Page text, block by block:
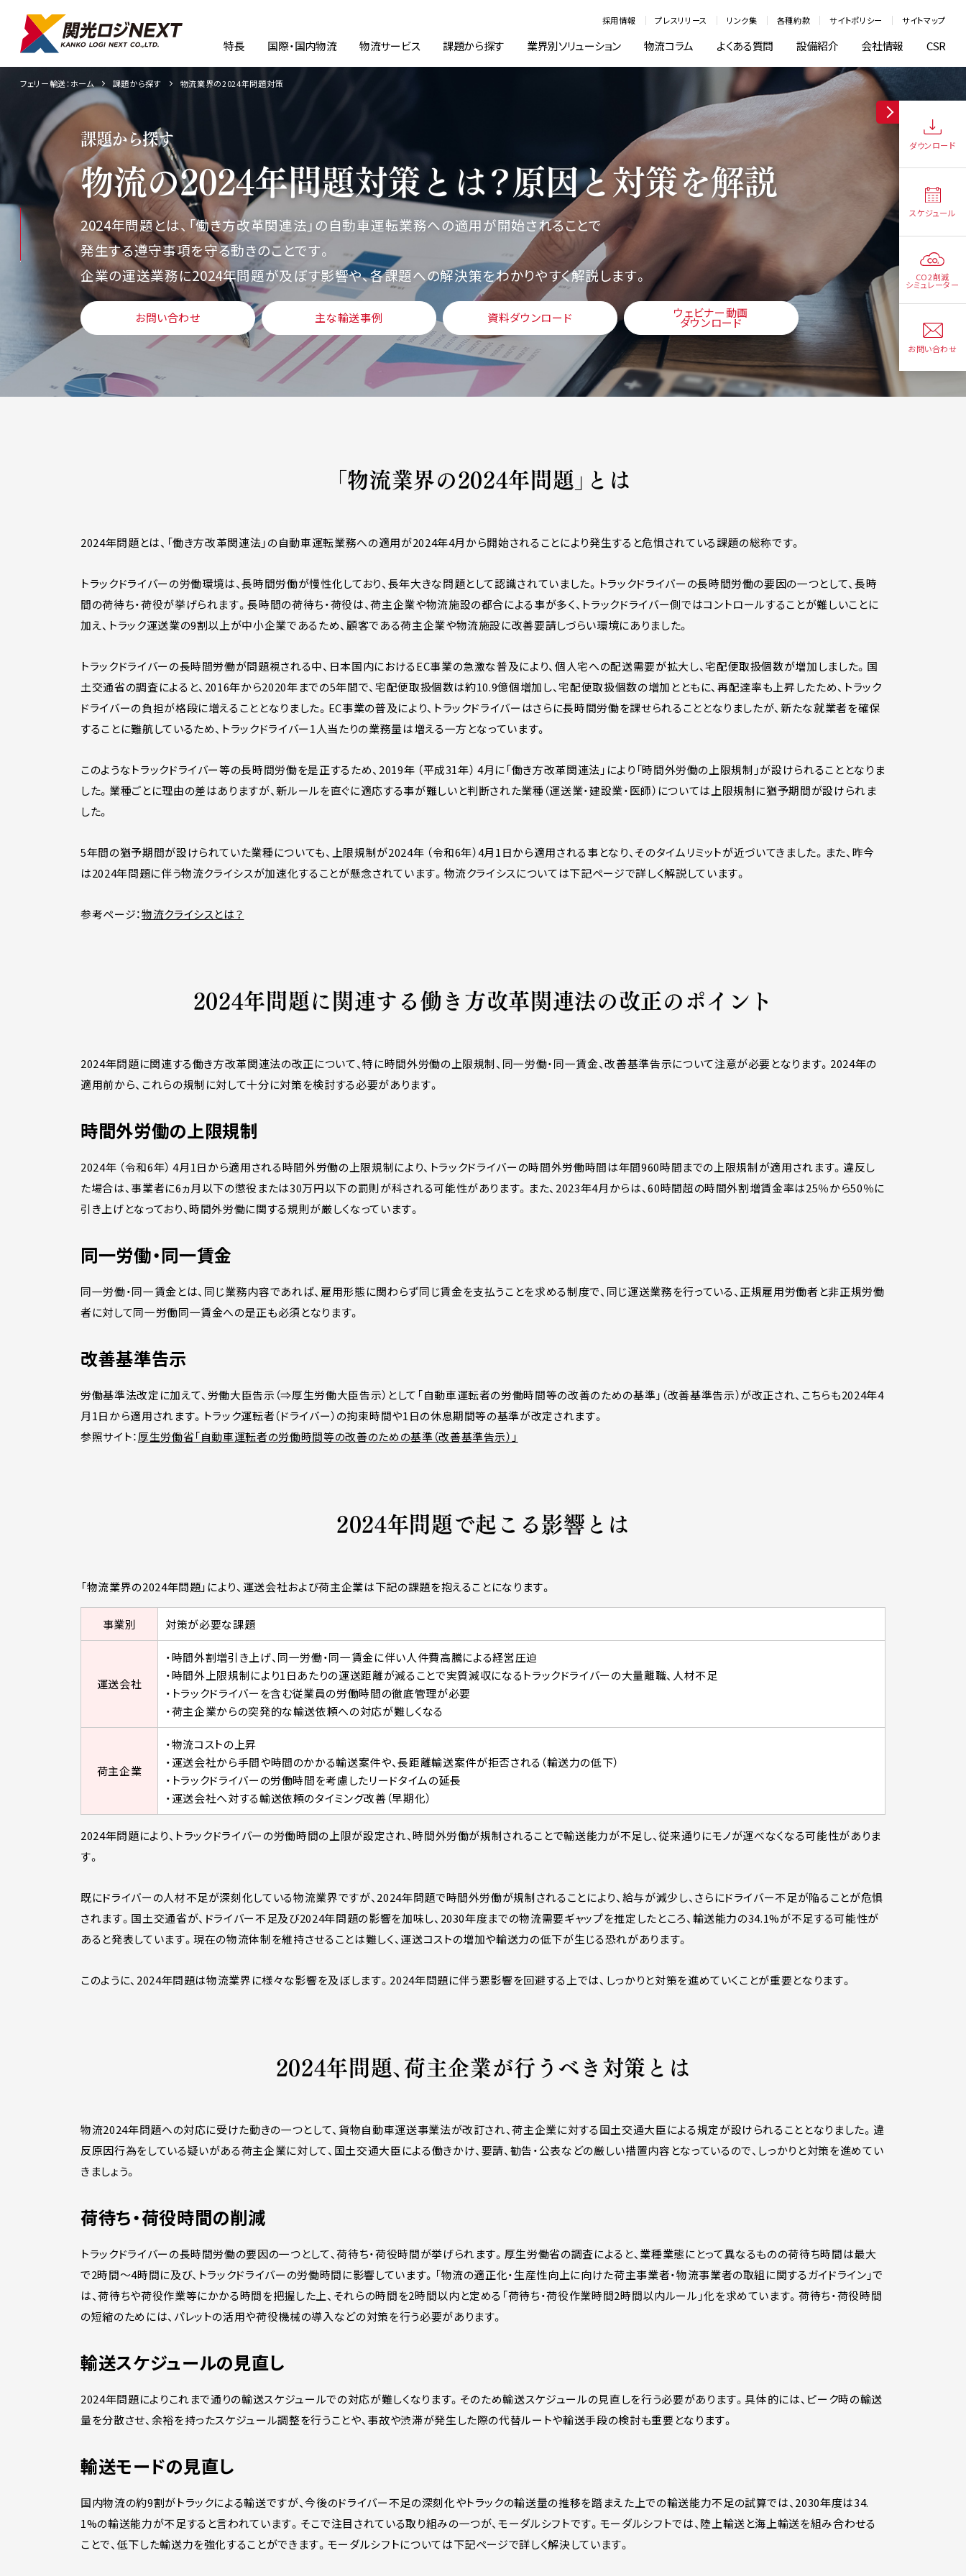
採用情報 プレスリリース リンク集 各種約款 サイトポリシー サイトマップ
特長 国際・国内物流 物流サービス 課題から探す 業界別ソリューション 物流コラム よくある質問 設備紹介 会社情報 CSR
ダウンロード
スケジュール
CO2削減
シミュレーター
お問い合わせ
課題から探す
物流の2024年問題対策とは？原因と対策を解説
2024年問題とは、「働き方改革関連法」の自動車運転業務への適用が開始されることで
発生する遵守事項を守る動きのことです。
企業の運送業務に2024年問題が及ぼす影響や、各課題への解決策をわかりやすく解説します。
お問い合わせ 主な輸送事例 資料ダウンロード ウェビナー動画
ダウンロード
フェリー輸送：ホーム 課題から探す 物流業界の2024年問題対策
「物流業界の2024年問題」とは
2024年問題とは、「働き方改革関連法」の自動車運転業務への適用が2024年4月から開始されることにより発生すると危惧されている課題の総称です。
トラックドライバーの労働環境は、長時間労働が慢性化しており、長年大きな問題として認識されていました。トラックドライバーの長時間労働の要因の一つとして、長時
間の荷待ち・荷役が挙げられます。長時間の荷待ち・荷役は、荷主企業や物流施設の都合による事が多く、トラックドライバー側ではコントロールすることが難しいことに
加え、トラック運送業の9割以上が中小企業であるため、顧客である荷主企業や物流施設に改善要請しづらい環境にありました。
トラックドライバーの長時間労働が問題視される中、日本国内におけるEC事業の急激な普及により、個人宅への配送需要が拡大し、宅配便取扱個数が増加しました。国
土交通省の調査によると、2016年から2020年までの5年間で、宅配便取扱個数は約10.9億個増加し、宅配便取扱個数の増加とともに、再配達率も上昇したため、トラック
ドライバーの負担が格段に増えることとなりました。EC事業の普及により、トラックドライバーはさらに長時間労働を課せられることとなりましたが、新たな就業者を確保
することに難航しているため、トラックドライバー1人当たりの業務量は増える一方となっています。
このようなトラックドライバー等の長時間労働を是正するため、2019年 （平成31年） 4月に「働き方改革関連法」により「時間外労働の上限規制」が設けられることとなりま
した。業種ごとに理由の差はありますが、新ルールを直ぐに適応する事が難しいと判断された業種（運送業・建設業・医師）については上限規制に猶予期間が設けられま
した。
5年間の猶予期間が設けられていた業種についても、上限規制が2024年 （令和6年）4月1日から適用される事となり、そのタイムリミットが近づいてきました。また、昨今
は2024年問題に伴う物流クライシスが加速化することが懸念されています。物流クライシスについては下記ページで詳しく解説しています。
参考ページ：物流クライシスとは？
2024年問題に関連する働き方改革関連法の改正のポイント
2024年問題に関連する働き方改革関連法の改正について、特に時間外労働の上限規制、同一労働・同一賃金、改善基準告示について注意が必要となります。2024年の
適用前から、これらの規制に対して十分に対策を検討する必要があります。
時間外労働の上限規制
2024年 （令和6年） 4月1日から適用される時間外労働の上限規制により、トラックドライバーの時間外労働時間は年間960時間までの上限規制が適用されます。違反し
た場合は、事業者に6ヵ月以下の懲役または30万円以下の罰則が科される可能性があります。また、2023年4月からは、60時間超の時間外割増賃金率は25％から50％に
引き上げとなっており、時間外労働に関する規則が厳しくなっています。
同一労働・同一賃金
同一労働・同一賃金とは、同じ業務内容であれば、雇用形態に関わらず同じ賃金を支払うことを求める制度で、同じ運送業務を行っている、正規雇用労働者と非正規労働
者に対して同一労働同一賃金への是正も必須となります。
改善基準告示
労働基準法改定に加えて、労働大臣告示（⇒厚生労働大臣告示）として「自動車運転者の労働時間等の改善のための基準」（改善基準告示）が改正され、こちらも2024年4
月1日から適用されます。トラック運転者（ドライバー）の拘束時間や1日の休息期間等の基準が改定されます。
参照サイト：厚生労働省「自動車運転者の労働時間等の改善のための基準（改善基準告示）」
2024年問題で起こる影響とは
「物流業界の2024年問題」により、運送会社および荷主企業は下記の課題を抱えることになります。
事業別 対策が必要な課題
運送会社
・時間外割増引き上げ、同一労働・同一賃金に伴い人件費高騰による経営圧迫
・時間外上限規制により1日あたりの運送距離が減ることで実質減収になるトラックドライバーの大量離職、人材不足
・トラックドライバーを含む従業員の労働時間の徹底管理が必要
・荷主企業からの突発的な輸送依頼への対応が難しくなる
荷主企業
・物流コストの上昇
・運送会社から手間や時間のかかる輸送案件や、長距離輸送案件が拒否される（輸送力の低下）
・トラックドライバーの労働時間を考慮したリードタイムの延長
・運送会社へ対する輸送依頼のタイミング改善（早期化）
2024年問題により、トラックドライバーの労働時間の上限が設定され、時間外労働が規制されることで輸送能力が不足し、従来通りにモノが運べなくなる可能性がありま
す。
既にドライバーの人材不足が深刻化している物流業界ですが、2024年問題で時間外労働が規制されることにより、給与が減少し、さらにドライバー不足が陥ることが危惧
されます。国土交通省が、ドライバー不足及び2024年問題の影響を加味し、2030年度までの物流需要ギャップを推定したところ、輸送能力の34.1%が不足する可能性が
あると発表しています。現在の物流体制を維持させることは難しく、運送コストの増加や輸送力の低下が生じる恐れがあります。
このように、2024年問題は物流業界に様々な影響を及ぼします。2024年問題に伴う悪影響を回避する上では、しっかりと対策を進めていくことが重要となります。
2024年問題、荷主企業が行うべき対策とは
物流2024年問題への対応に受けた動きの一つとして、貨物自動車運送事業法が改訂され、荷主企業に対する国土交通大臣による規定が設けられることとなりました。違
反原因行為をしている疑いがある荷主企業に対して、国土交通大臣による働きかけ、要請、勧告・公表などの厳しい措置内容となっているので、しっかりと対策を進めてい
きましょう。
荷待ち・荷役時間の削減
トラックドライバーの長時間労働の要因の一つとして、荷待ち・荷役時間が挙げられます。厚生労働省の調査によると、業種業態にとって異なるものの荷待ち時間は最大
で2時間～4時間に及び、トラックドライバーの労働時間に影響しています。「物流の適正化・生産性向上に向けた荷主事業者・物流事業者の取組に関するガイドライン」で
は、荷待ちや荷役作業等にかかる時間を把握した上、それらの時間を2時間以内と定める「荷待ち・荷役作業時間2時間以内ルール」化を求めています。荷待ち・荷役時間
の短縮のためには、パレットの活用や荷役機械の導入などの対策を行う必要があります。
輸送スケジュールの見直し
2024年問題によりこれまで通りの輸送スケジュールでの対応が難しくなります。そのため輸送スケジュールの見直しを行う必要があります。具体的には、ピーク時の輸送
量を分散させ、余裕を持ったスケジュール調整を行うことや、事故や渋滞が発生した際の代替ルートや輸送手段の検討も重要となります。
輸送モードの見直し
国内物流の約9割がトラックによる輸送ですが、今後のドライバー不足の深刻化やトラックの輸送量の推移を踏まえた上での輸送能力不足の試算では、2030年度は34.
1%の輸送能力が不足すると言われています。そこで注目されている取り組みの一つが、モーダルシフトです。モーダルシフトでは、陸上輸送と海上輸送を組み合わせる
ことで、低下した輸送力を強化することができます。モーダルシフトについては下記ページで詳しく解決しています。